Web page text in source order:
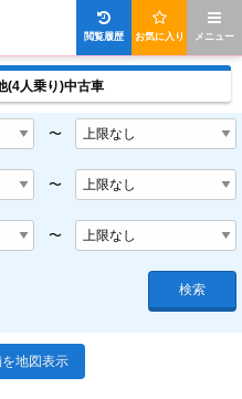
メニュー
お気に入り
閲覧履歴
(4人乗り)中古車
〜
〜
〜
検索
地図表示